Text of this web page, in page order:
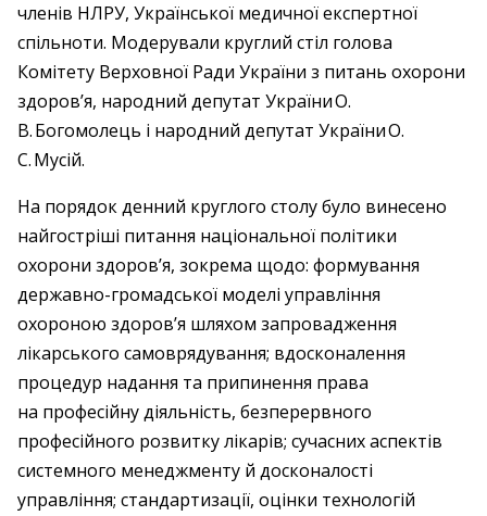
членів НЛРУ, Української медичної експертної
спільноти. Модерували круглий стіл голова
Комітету Верховної Ради України з питань охорони
здоров’я, народний депутат України О.
В. Богомолець і народний депутат України О.
С. Мусій.
На порядок денний круглого столу було винесено
найгостріші питання національної політики
охорони здоров’я, зокрема щодо: формування
державно-громадської моделі управління
охороною здоров’я шляхом запровадження
лікарського самоврядування; вдосконалення
процедур надання та припинення права
на професійну діяльність, безперервного
професійного розвитку лікарів; сучасних аспектів
системного менеджменту й досконалості
управління; стандартизації, оцінки технологій